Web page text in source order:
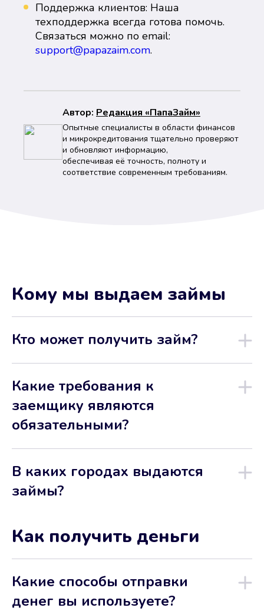
Поддержка клиентов: Наша
техподдержка всегда готова помочь.
Связаться можно по email:
support@papazaim.com.
Автор: Peдaкция «ПапаЗайм»
Опытные специалисты в области финансов
и микрокредитования тщательно проверяют
и обновляют информацию,
обеспечивая её точность, полноту и
соответствие современным требованиям.
Кому мы выдаем займы
Кто может получить займ?
Какие требования к
заемщику являются
обязательными?
В каких городах выдаются
займы?
Как получить деньги
Какие способы отправки
денег вы используете?